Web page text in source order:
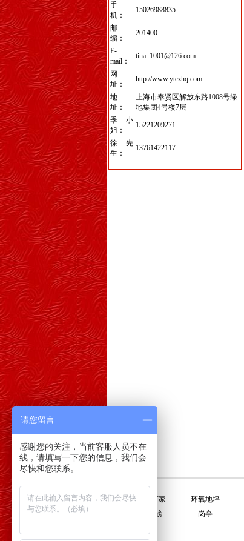
手
机：
15026988835
邮
编：
201400
E-
mail：
tina_1001@126.com
网
址：
http://www.ytczhq.com
地
址：
上海市奉贤区解放东路1008号绿
地集团4号楼7层
季小
姐：
15221209271
徐先
生：
13761422117
友情链接:
平衡门厂家
环氧地坪
电子地磅
岗亭
请您留言
感谢您的关注，当前客服人员不在
线，请填写一下您的信息，我们会
尽快和您联系。